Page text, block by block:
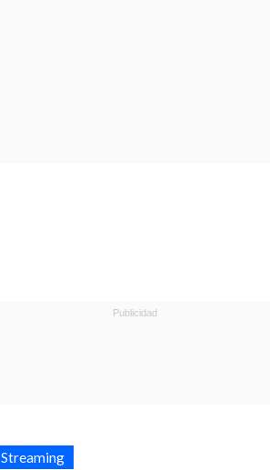
Streaming